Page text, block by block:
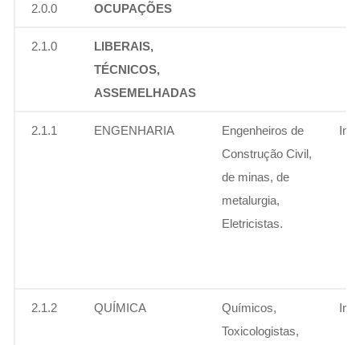
2.0.0 OCUPAÇÕES
2.1.0
LIBERAIS,
TÉCNICOS,
ASSEMELHADAS
2.1.1 ENGENHARIA
Engenheiros de
Construção Civil,
de minas, de
metalurgia,
Eletricistas.
2.1.2 QUÍMICA
Químicos,
Toxicologistas,